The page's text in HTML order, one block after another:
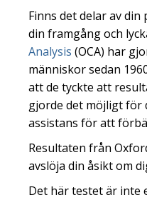
Finns det delar av
din framgång och
Analysis (OCA) har
människor sedan
att de tyckte att
gjorde det möjligt för
assistans för att
Resultaten från
avslöja din åsikt om
Det här testet är inte